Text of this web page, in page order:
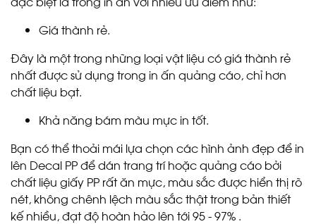
Giá thành rẻ.
Đây là một trong những loại vật liệu có giá thành rẻ
nhất được sử dụng trong in ấn quảng cáo, chỉ hơn
chất liệu bạt.
Khả năng bám màu mực in tốt.
Bạn có thể thoải mái lựa chọn các hình ảnh đẹp để in
lên Decal PP để dán trang trí hoặc quảng cáo bởi
chất liệu giấy PP rất ăn mực, màu sắc được hiển thị rõ
nét, không chênh lệch màu sắc thật trong bản thiết
kế nhiều, đạt độ hoàn hảo lên tới 95 - 97% .